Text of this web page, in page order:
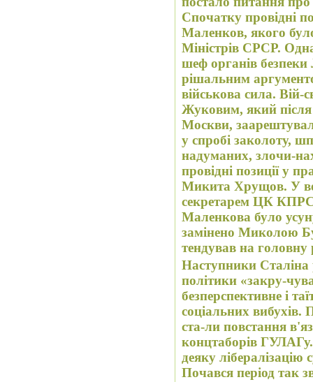
Спочатку провідні
Маленков, якого
Міністрів СРСР.
шеф органів безпеки
рішальним
військова сила. Вій-
Жуковим, який після
Москви,
у спробі заколоту,
надуманих, злочи-
провідні позиції у
Микита Хрущов. У
секретарем ЦК
Маленкова було
замінено Миколою
тендував на головну
Наступники
політики «закру-
безперспективне і
соціальних
ста-ли повстання
концтаборів
деяку лібералізацію
Почався період так